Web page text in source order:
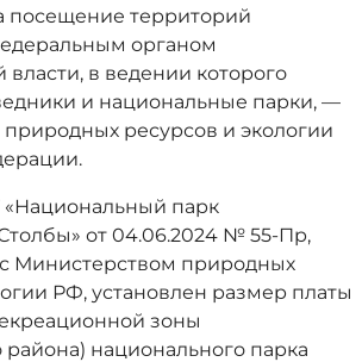
посещение территорий
органом
власти, в ведении которого
и национальные парки, —
ресурсов и экологии
парк
от 04.06.2024 № 55-Пр,
Министерством природных
РФ, установлен размер платы
зоны
района) национального парка